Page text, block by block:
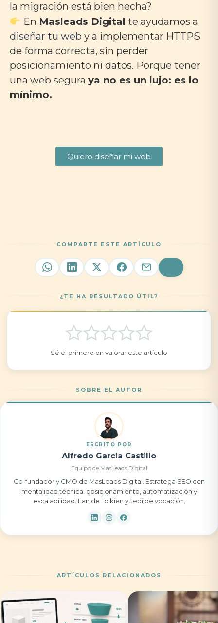
la migración está bien hecha?
En Masleads Digital te ayudamos a
diseñar tu web y a implementar HTTPS
de forma correcta, sin perder
posicionamiento ni datos. Porque tener
una web segura ya no es un lujo: es lo
mínimo.
Quiero diseñar mi web
COMPARTE ESTE ARTÍCULO
¿TE HA RESULTADO ÚTIL?
Sé el primero en valorar este artículo
SOBRE EL AUTOR
ESCRITO POR
Alfredo García Castillo
Equipo de MasLeads Digital
Co-fundador y CMO de MasLeads Digital. Estratega SEO con
mentalidad técnica: posicionamiento, automatización y
escalabilidad. Fan de Tolkien y Jedi de vocación.
ARTÍCULOS RELACIONADOS